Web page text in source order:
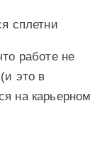
сплетни
работе не
это в
на карьерном